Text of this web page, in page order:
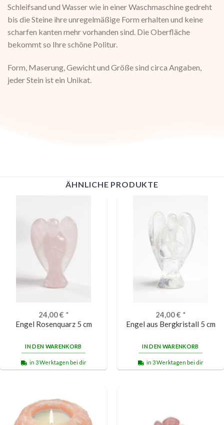
Schleifsand und Wasser wie in einer Waschmaschine gedreht
bis die Steine ihre unregelmäßige Form erhalten und keine
scharfen kanten mehr vorhanden sind. Die Oberfläche
bekommt so Ihre schöne Politur.
Form, Maserung, Gewicht und Größe sind circa Angaben,
jeder Stein ist ein Unikat.
ÄHNLICHE PRODUKTE
24,00€ *
Engel Rosenquarz 5 cm
IN DEN WARENKORB
in 3 Werktagen bei dir
24,00€ *
Engel aus Bergkristall 5 cm
IN DEN WARENKORB
in 3 Werktagen bei dir